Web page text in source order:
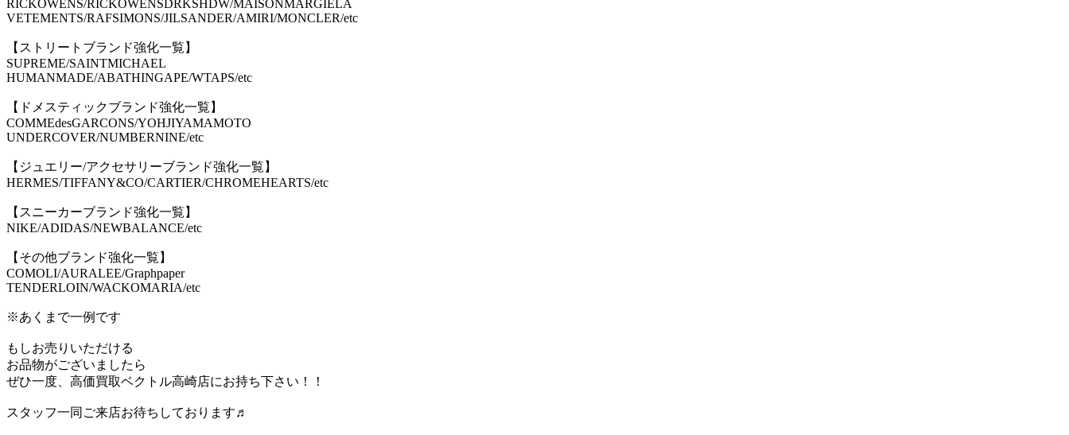
RICKOWENS/RICKOWENSDRKSHDW/MAISONMARGIELA
VETEMENTS/RAFSIMONS/JILSANDER/AMIRI/MONCLER/etc
【ストリートブランド強化一覧】
SUPREME/SAINTMICHAEL
HUMANMADE/ABATHINGAPE/WTAPS/etc
【ドメスティックブランド強化一覧】
COMMEdesGARCONS/YOHJIYAMAMOTO
UNDERCOVER/NUMBERNINE/etc
【ジュエリー/アクセサリーブランド強化一覧】
HERMES/TIFFANY&CO/CARTIER/CHROMEHEARTS/etc
【スニーカーブランド強化一覧】
NIKE/ADIDAS/NEWBALANCE/etc
【その他ブランド強化一覧】
COMOLI/AURALEE/Graphpaper
TENDERLOIN/WACKOMARIA/etc
※あくまで一例です
もしお売りいただける
お品物がございましたら
ぜひ一度、高価買取ベクトル高崎店にお持ち下さい！！
スタッフ一同ご来店お待ちしております♬